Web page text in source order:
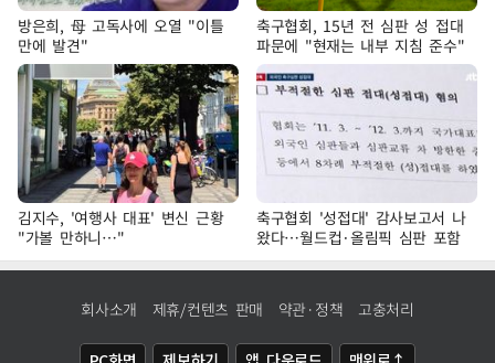
방은희, 母 고독사에 오열 "이틀
만에 발견"
축구협회, 15년 전 심판 성 접대
파문에 "현재는 내부 지침 준수"
김지수, '여행사 대표' 변신 근황
"가볼 만하니…"
축구협회 '성접대' 감사보고서 나
왔다…월드컵·올림픽 심판 포함
회사소개 제휴/컨텐츠 판매 약관·정책 고충처리